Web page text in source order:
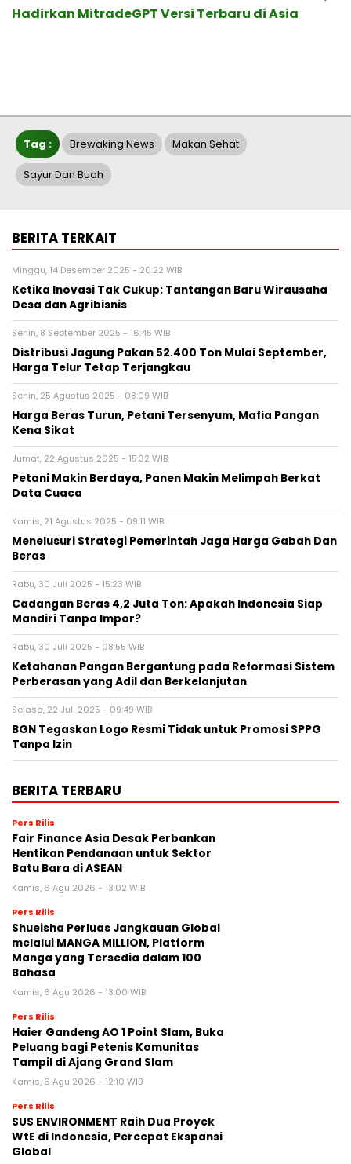
Hadirkan MitradeGPT Versi Terbaru di Asia
Tag : Brewaking News Makan Sehat
Sayur Dan Buah
BERITA TERKAIT
Minggu, 14 Desember 2025 - 20:22 WIB
Ketika Inovasi Tak Cukup: Tantangan Baru Wirausaha
Desa dan Agribisnis
Senin, 8 September 2025 - 16:45 WIB
Distribusi Jagung Pakan 52.400 Ton Mulai September,
Harga Telur Tetap Terjangkau
Senin, 25 Agustus 2025 - 08:09 WIB
Harga Beras Turun, Petani Tersenyum, Mafia Pangan
Kena Sikat
Jumat, 22 Agustus 2025 - 15:32 WIB
Petani Makin Berdaya, Panen Makin Melimpah Berkat
Data Cuaca
Kamis, 21 Agustus 2025 - 09:11 WIB
Menelusuri Strategi Pemerintah Jaga Harga Gabah Dan
Beras
Rabu, 30 Juli 2025 - 15:23 WIB
Cadangan Beras 4,2 Juta Ton: Apakah Indonesia Siap
Mandiri Tanpa Impor?
Rabu, 30 Juli 2025 - 08:55 WIB
Ketahanan Pangan Bergantung pada Reformasi Sistem
Perberasan yang Adil dan Berkelanjutan
Selasa, 22 Juli 2025 - 09:49 WIB
BGN Tegaskan Logo Resmi Tidak untuk Promosi SPPG
Tanpa Izin
BERITA TERBARU
Pers Rilis
Fair Finance Asia Desak Perbankan
Hentikan Pendanaan untuk Sektor
Batu Bara di ASEAN
Kamis, 6 Agu 2026 - 13:02 WIB
Pers Rilis
Shueisha Perluas Jangkauan Global
melalui MANGA MILLION, Platform
Manga yang Tersedia dalam 100
Bahasa
Kamis, 6 Agu 2026 - 13:00 WIB
Pers Rilis
Haier Gandeng AO 1 Point Slam, Buka
Peluang bagi Petenis Komunitas
Tampil di Ajang Grand Slam
Kamis, 6 Agu 2026 - 12:10 WIB
Pers Rilis
SUS ENVIRONMENT Raih Dua Proyek
WtE di Indonesia, Percepat Ekspansi
Global